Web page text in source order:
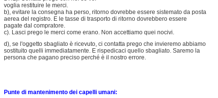
voglia restituire le merci.
b), evitare la consegna ha perso, ritorno dovrebbe essere sistemato da posta
aerea del registro. E le tasse di trasporto di ritorno dovrebbero essere
pagate dal compratore.
c). Lasci prego le merci come erano. Non accettiamo quei nocivi.
d), se l'oggetto sbagliato è ricevuto, ci contatta prego che invieremo abbiamo
sostituito quelli immediatamente. E rispedicaci quello sbagliato. Saremo la
persona che pagano preciso perché è il nostro errore.
Punte di mantenimento dei capelli umani: